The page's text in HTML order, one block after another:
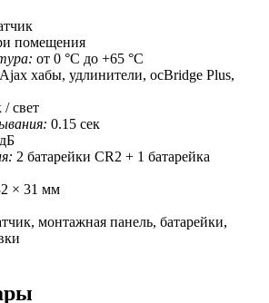
помещения
от 0 °С до +65 °С
Ajax хабы, удлинители, ocBridge Plus,
/ свет
0.15 сек
2 батарейки CR2 + 1 батарейка
× 31 мм
монтажная панель, батарейки,